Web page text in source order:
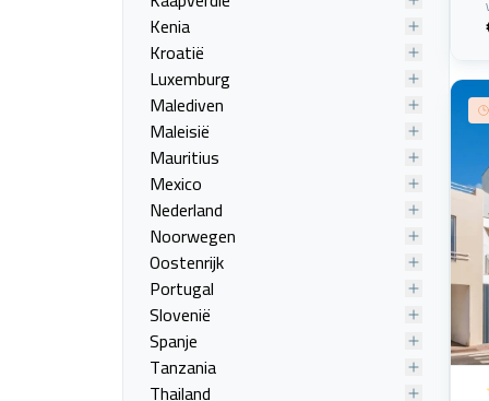
Kenia
Kroatië
Luxemburg
Malediven
Maleisië
Mauritius
Mexico
Nederland
Noorwegen
Oostenrijk
Portugal
Slovenië
Spanje
Tanzania
Thailand